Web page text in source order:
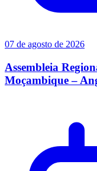
07 de agosto de 2026
Assembleia
Moçambique –